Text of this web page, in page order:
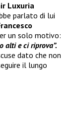
Luxuria
parlato di lui
un solo motivo:
alti e ci riprova”.
dato che non
il lungo